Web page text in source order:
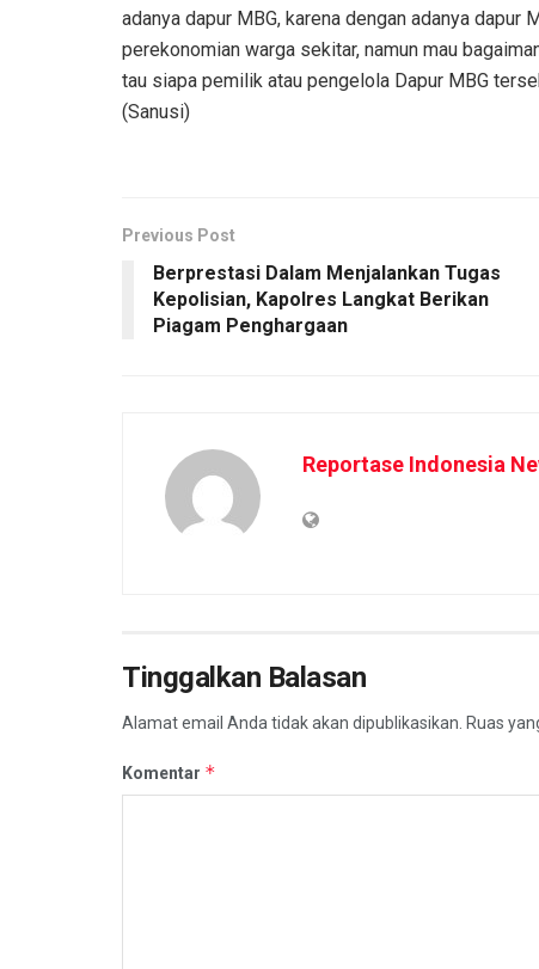
adanya dapur MBG, karena dengan adanya dapur
perekonomian warga sekitar, namun mau
tau siapa pemilik atau pengelola Dapur MBG
(Sanusi)
Previous Post
Berprestasi Dalam Menjalankan Tugas
Kepolisian, Kapolres Langkat Berikan
Piagam Penghargaan
Reportase Indonesia
Tinggalkan Balasan
Alamat email Anda tidak akan dipublikasikan. Ruas
Komentar *